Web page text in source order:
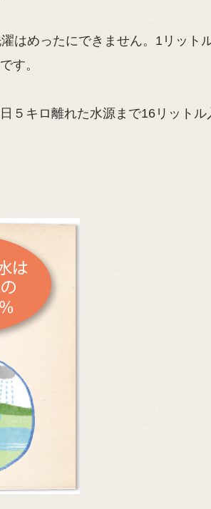
はめったにできません。1リット
す。
５キロ離れた水源まで16リットル